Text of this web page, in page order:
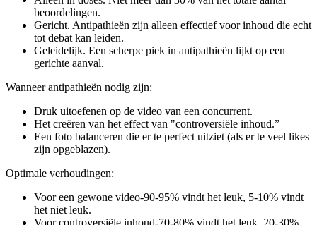
beoordelingen.
Gericht. Antipathieën zijn alleen effectief voor inhoud die echt
tot debat kan leiden.
Geleidelijk. Een scherpe piek in antipathieën lijkt op een
gerichte aanval.
Wanneer antipathieën nodig zijn:
Druk uitoefenen op de video van een concurrent.
Het creëren van het effect van "controversiële inhoud.”
Een foto balanceren die er te perfect uitziet (als er te veel likes
zijn opgeblazen).
Optimale verhoudingen:
Voor een gewone video-90-95% vindt het leuk, 5-10% vindt
het niet leuk.
Voor controversiële inhoud-70-80% vindt het leuk, 20-30%